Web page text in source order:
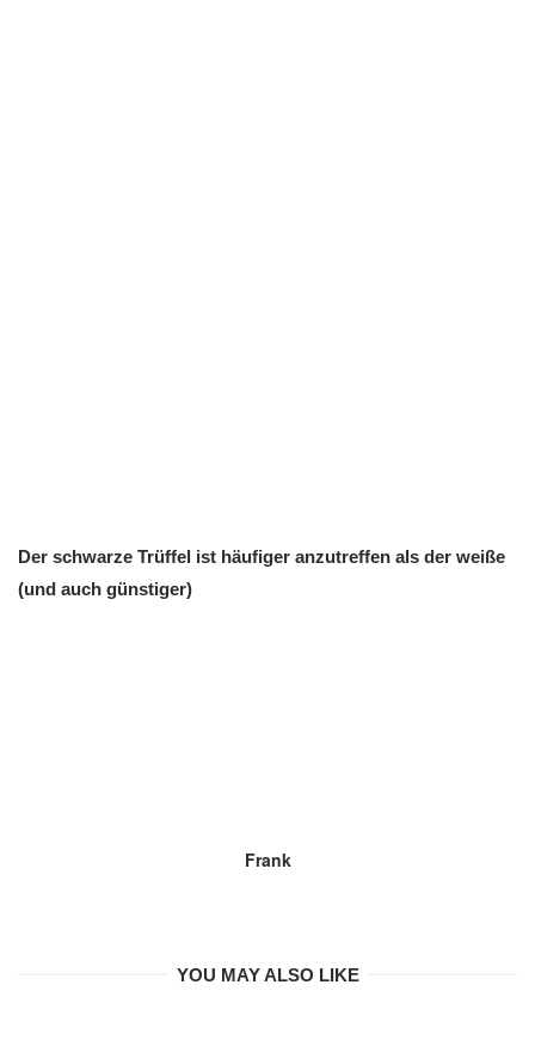
Der schwarze Trüffel ist häufiger anzutreffen als der weiße
(und auch günstiger)
Frank
YOU MAY ALSO LIKE